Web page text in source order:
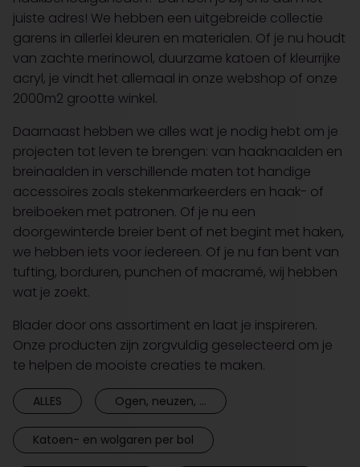
juiste adres! We hebben een uitgebreide collectie
garens in allerlei kleuren en materialen. Of je nu houdt
van zachte merinowol, duurzame katoen of kleurrijke
acryl, je vindt het allemaal in onze webshop of onze
2000m2 grootte winkel.
Daarnaast hebben we alles wat je nodig hebt om je
projecten tot leven te brengen: van haaknaalden en
breinaalden in verschillende maten tot handige
accessoires zoals stekenmarkeerders en haak- of
breiboeken met patronen. Of je nu een
doorgewinterde breier bent of net begint met haken,
we hebben iets voor iedereen. Of je nu fan bent van
tufting, borduren, punchen of macramé, wij hebben
wat je zoekt.
Blader door ons assortiment en laat je inspireren.
Onze producten zijn zorgvuldig geselecteerd om je
te helpen de mooiste creaties te maken.
ALLES Ogen, neuzen, ...
Katoen- en wolgaren per bol